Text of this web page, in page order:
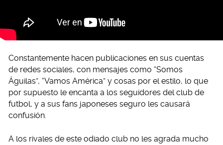
Constantemente hacen publicaciones en sus cuentas
de redes sociales, con mensajes como “Somos
Águilas”, “Vamos América” y cosas por el estilo, lo que
por supuesto le encanta a los seguidores del club de
futbol, y a sus fans japoneses seguro les causará
confusión.
A los rivales de este odiado club no les agrada mucho